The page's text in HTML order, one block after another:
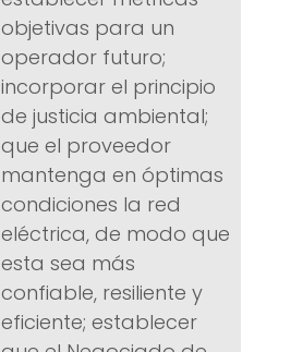
objetivas para un
operador futuro;
incorporar el principio
de justicia ambiental;
que el proveedor
mantenga en óptimas
condiciones la red
eléctrica, de modo que
esta sea más
confiable, resiliente y
eficiente; establecer